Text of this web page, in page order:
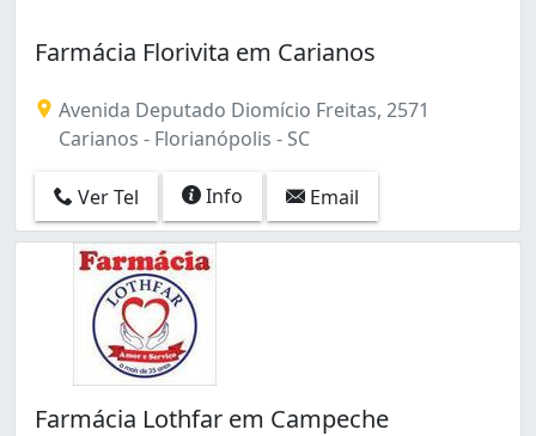
São João do Rio Vermelho (5)
Tapera da Base (7)
Trindade (9)
Farmácia Florivita em Carianos
Avenida Deputado Diomício Freitas, 2571
Carianos - Florianópolis - SC
Ver Tel Info Email
Farmácia Lothfar em Campeche